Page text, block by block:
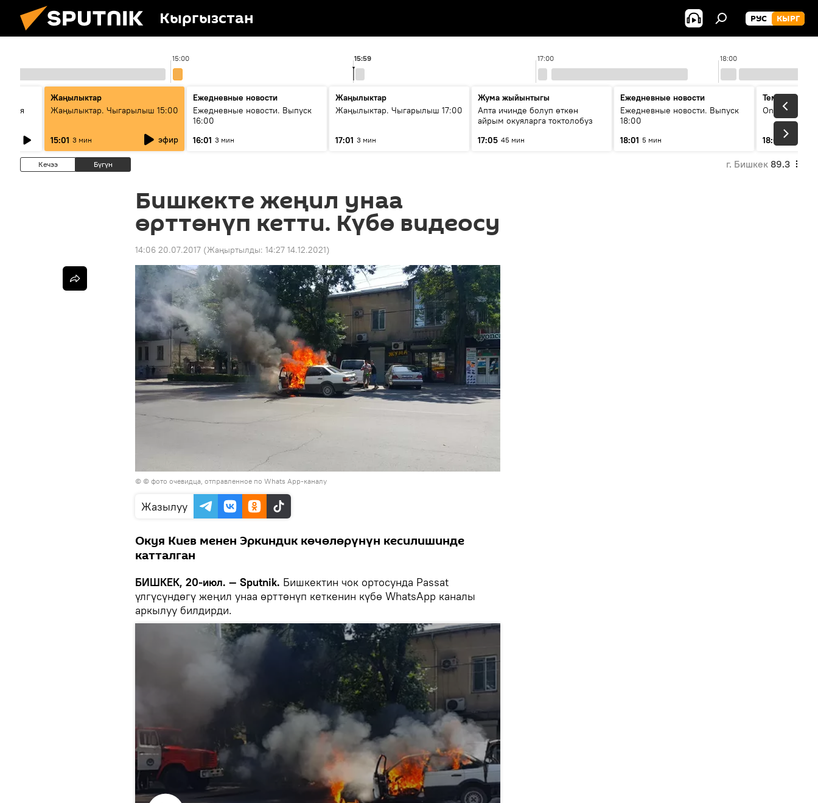
Кыргызстан РУС КЫРГ
15:00 17:00 18:00
15:59
Жаңылыктар
Жаңылыктар. Чыгарылыш 15:00
15:01 3 мин эфир
Ежедневные новости
Ежедневные новости. Выпуск
16:00
16:01 3 мин
Жаңылыктар
Жаңылыктар. Чыгарылыш 17:00
17:01 3 мин
Жума жыйынтыгы
Апта ичинде болуп өткөн
айрым окуяларга токтолобуз
17:05 45 мин
Ежедневные новости
Ежедневные новости. Выпуск
18:00
18:01 5 мин
Тема дня
On air
18:07
Кечээ Бүгүн г. Бишкек 89.3
Бишкекте жеңил унаа
өрттөнүп кетти. Күбө видеосу
14:06 20.07.2017 (Жаңыртылды: 14:27 14.12.2021)
© © фото очевидца, отправленное по Whats App-каналу
Жазылуу
Окуя Киев менен Эркиндик көчөлөрүнүн кесилишинде
катталган
БИШКЕК, 20-июл. — Sputnik. Бишкектин чок ортосунда Passat
үлгүсүндөгү жеңил унаа өрттөнүп кеткенин күбө WhatsApp каналы
аркылуу билдирди.